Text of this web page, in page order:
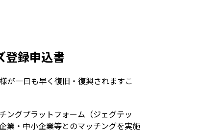
登録申込書
が一日も早く復旧・復興されますこ
ングプラットフォーム（ジェグテッ
業・中小企業等とのマッチングを実施